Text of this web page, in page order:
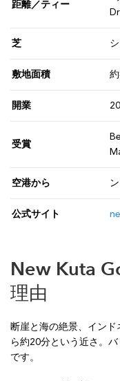
距離／ティー
芝
敷地面積
開業
受賞
空港から
公式サイト
New Kuta
理由
断崖と海の絶景、イン
ら約20分という近さ。
です。